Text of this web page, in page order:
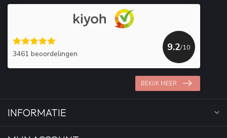
3461 beoordelingen
9.2/10
BEKIJK MEER
INFORMATIE